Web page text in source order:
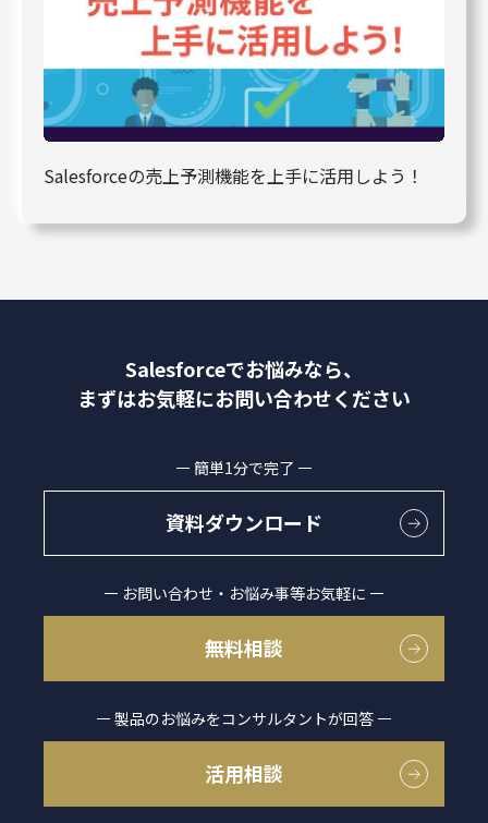
Salesforceの売上予測機能を上手に活用しよう！
Salesforceでお悩みなら、
まずはお気軽にお問い合わせください
簡単1分で完了
資料ダウンロード
お問い合わせ・お悩み事等お気軽に
無料相談
製品のお悩みをコンサルタントが回答
活用相談